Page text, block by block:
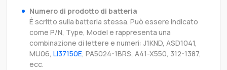
Numero di prodotto di batteria
È scritto sulla batteria stessa. Può essere indicato
come P/N, Type, Model e rappresenta una
combinazione di lettere e numeri: J1KND, ASD1041,
MU06, LI37150E, PA5024-1BRS, A41-X550, 312-1387,
ecc.